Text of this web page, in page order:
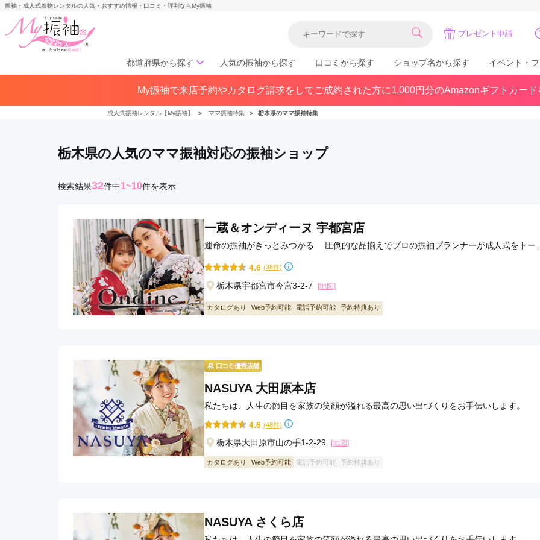
振袖・成人式着物レンタルの人気・おすすめ情報・口コミ・評判ならMy振袖
プレゼント申請
都道府県から探す
北海道／東北
北海道(141) 青森県(41)
岩手県(30)
関東
東京都(383)
千葉県(183)
愛知県(285)
山梨県(37)
新潟県(65)
関西
大阪府(307)
兵庫県(195)
京都府(134)
滋賀県(55)
奈良県(52)
和歌山県(36)
島根県(26)
高知県(30)
人気の振袖から探す 口コミから探す ショップ名から探す イベント・
My振袖で来店予約やカタログ請求をしてご成約された方に1,000円分のAmazonギフトカード
成人式振袖レンタル【My振袖】 ＞ ママ振袖特集 ＞ 栃木県のママ振袖特集
栃木県の人気のママ振袖対応の振袖ショップ
検索結果32件中1~10件を表示
一蔵＆オンディーヌ 宇都宮店
運命の振袖がきっとみつかる 圧倒的な品揃えでプロの振袖プランナーが成人式をトー
4.6 (38件)
栃木県宇都宮市今宮3-2-7
[地図]
カタログあり Web予約可能 電話予約可能 予約特典あり
口コミ優秀店舗
NASUYA 大田原本店
私たちは、人生の節目を家族の笑顔が溢れる最高の思い出づくりをお手伝いします。
4.6 (48件)
栃木県大田原市山の手1-2-29
[地図]
カタログあり Web予約可能 電話予約可能 予約特典あり
NASUYA さくら店